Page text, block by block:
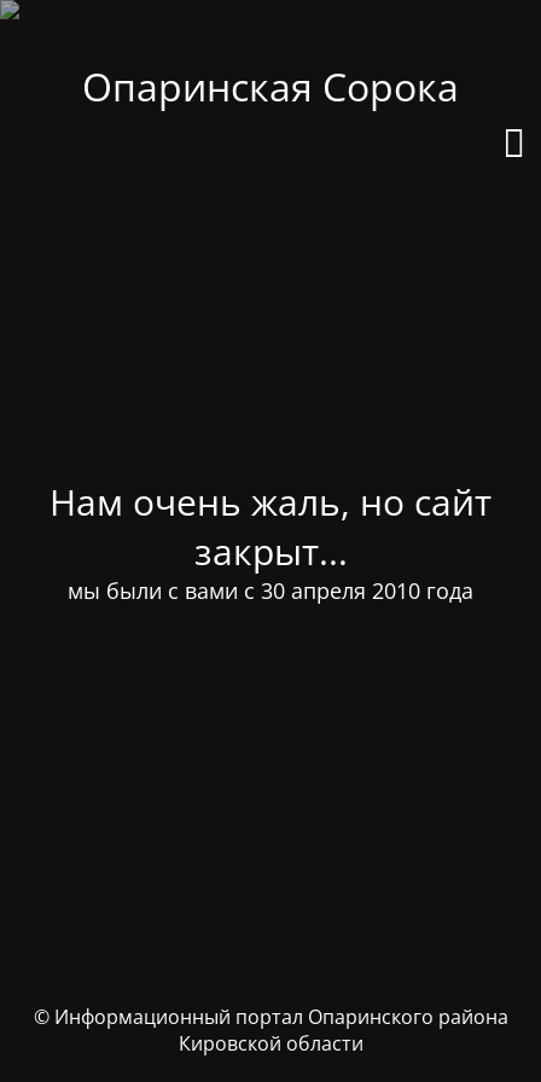
Опаринская Сорока
Нам очень жаль, но сайт
закрыт...
мы были с вами с 30 апреля 2010 года
© Информационный портал Опаринского района
Кировской области